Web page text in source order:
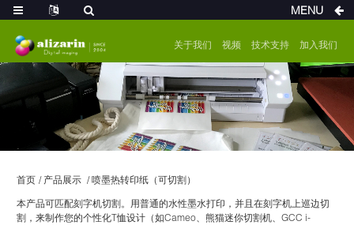
关于我们 视频 技术支持 加入我们
首页 产品展示
喷墨热转印纸（可切割）
本产品可匹配刻字机切割。用普通的水性墨水打印，并且在刻字机上巡边切
割，来制作您的个性化T恤设计（如Cameo、熊猫迷你切割机、GCC i-
MENU